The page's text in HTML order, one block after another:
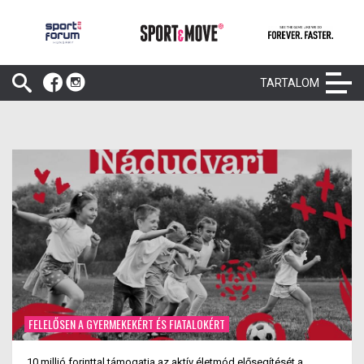
TARTALOM
FELELŐSEN A GYERMEKEKÉRT ÉS FIATALOKÉRT